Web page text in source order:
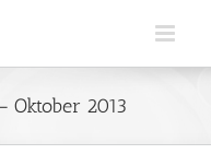
Oktober 2013